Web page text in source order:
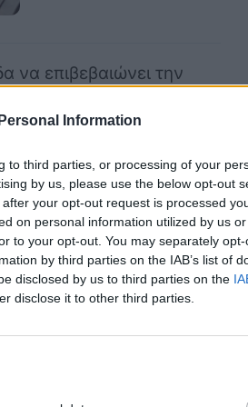
Information
to third parties, or processing of your
by us, please use the below opt-out
your opt-out request is processed
on personal information utilized by us
to your opt-out. You may separately
by third parties on the IAB’s list of
disclosed by us to third parties on the
disclose it to other third parties.
να επιβεβαιώνει την
Vasseur να αναλαμβάνει
από την
διευθυντής του
ο Cardile υπέβαλε την
μέτρο, ο τομέας
Vasseur.